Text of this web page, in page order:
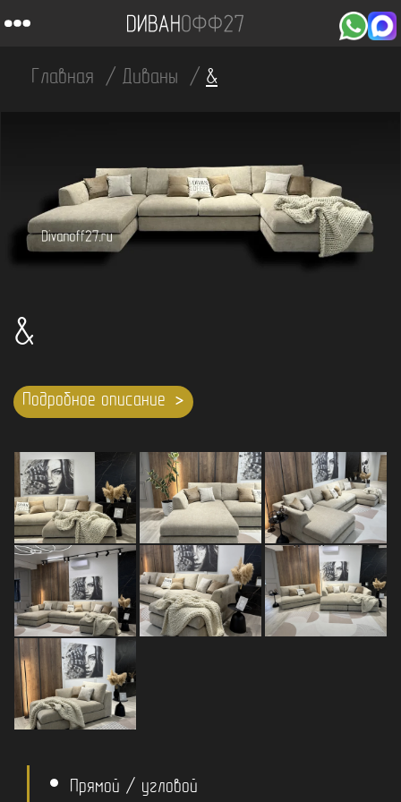
Главная Диваны &
&
Подробное описание
Прямой / угловой